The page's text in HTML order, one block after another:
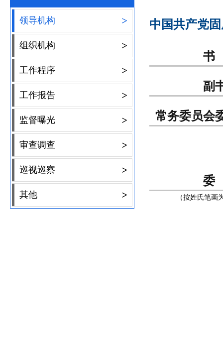
领导机构 >
组织机构 >
工作程序 >
工作报告 >
监督曝光 >
审查调查 >
巡视巡察 >
其他 >
中国共产党
书
副
常务委员会
委
（按姓氏笔画